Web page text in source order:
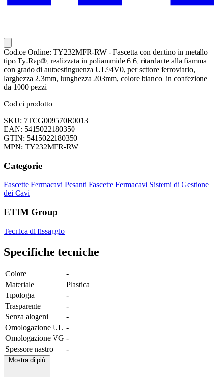
Codice Ordine: TY232MFR-RW - Fascetta con dentino in metallo
tipo Ty-Rap®, realizzata in poliammide 6.6, ritardante alla fiamma
con grado di autoestinguenza UL94V0, per settore ferroviario,
larghezza 2.3mm, lunghezza 203mm, colore bianco, in confezione
da 1000 pezzi
Codici prodotto
SKU: 7TCG009570R0013
EAN: 5415022180350
GTIN: 5415022180350
MPN: TY232MFR-RW
Categorie
Fascette Fermacavi Pesanti Fascette Fermacavi Sistemi di Gestione
dei Cavi
ETIM Group
Tecnica di fissaggio
Specifiche tecniche
Colore
-
Materiale
Plastica
Tipologia
-
Trasparente
-
Senza alogeni
-
Omologazione UL -
Omologazione VG -
Spessore nastro
-
Mostra di più